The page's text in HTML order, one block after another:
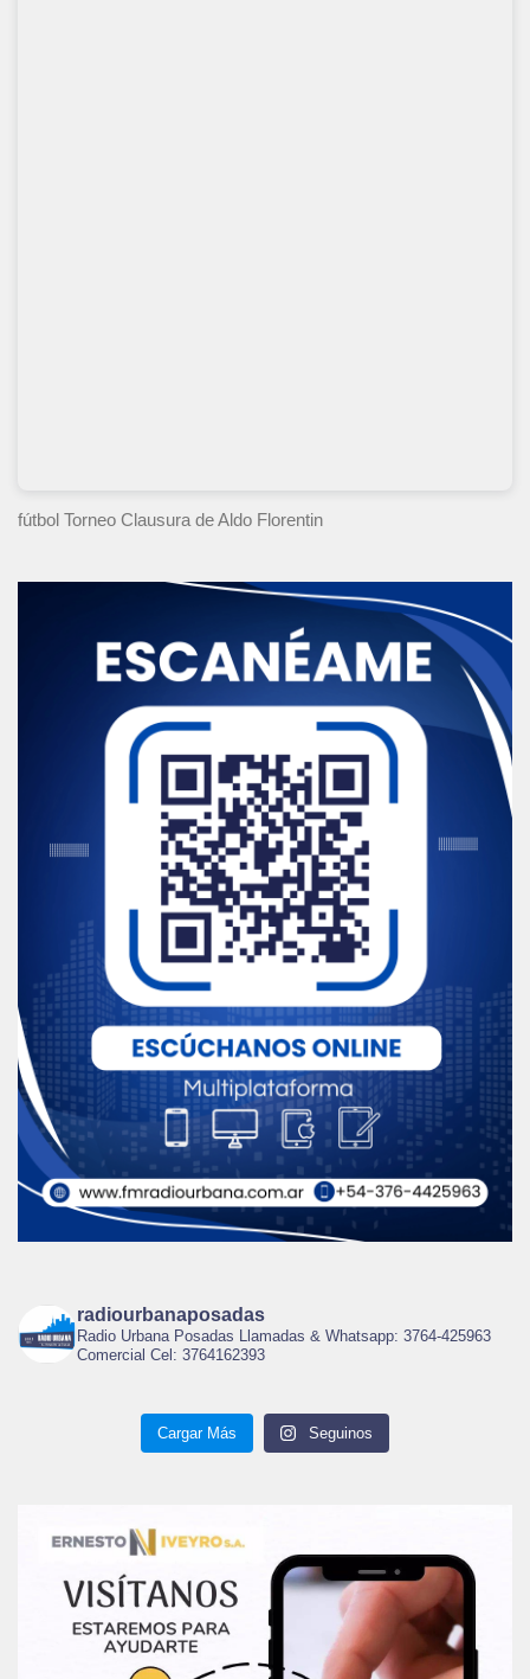
fútbol Torneo Clausura de Aldo Florentin
radiourbanaposadas
Radio Urbana Posadas Llamadas & Whatsapp: 3764-425963
Comercial Cel: 3764162393
Cargar Más Seguinos